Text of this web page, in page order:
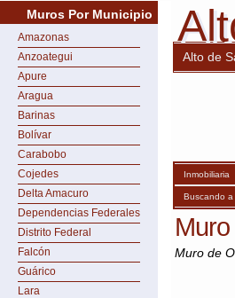
Muros Por Municipio
Amazonas
Anzoategui
Apure
Aragua
Barinas
Bolívar
Carabobo
Cojedes
Delta Amacuro
Dependencias Federales
Distrito Federal
Falcón
Guárico
Lara
Alto de
Inmobiliaria
Buscando a
Muro de